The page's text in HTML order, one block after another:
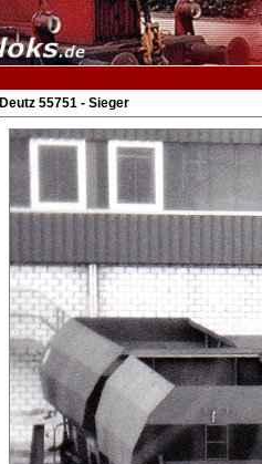
Deutz 55751 - Sieger